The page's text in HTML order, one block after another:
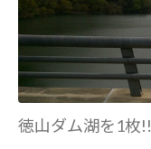
徳山ダム湖を1枚!!